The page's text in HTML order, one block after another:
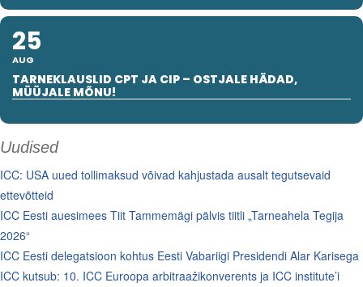
25
AUG
TARNEKLAUSLID CPT JA CIP – OSTJALE HÄDAD,
MÜÜJALE MÕNU!
Uudised
ICC: USA uued tollimaksud võivad kahjustada ausalt tegutsevaid
ettevõtteid
ICC Eesti auesimees Tiit Tammemägi pälvis tiitli „Tarneahela Tegija
2026“
ICC Eesti delegatsioon kohtus Eesti Vabariigi Presidendi Alar Karisega
ICC kutsub: 10. ICC Euroopa arbitraažikonverents ja ICC institute’i